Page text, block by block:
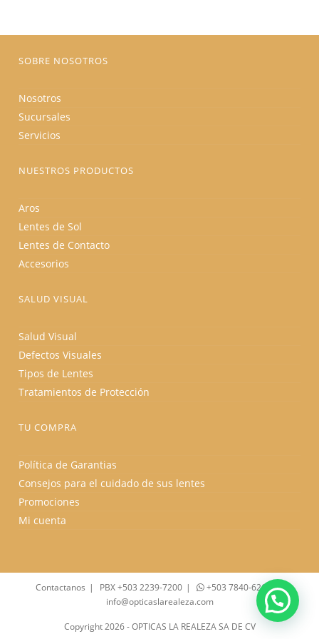
SOBRE NOSOTROS
Nosotros
Sucursales
Servicios
NUESTROS PRODUCTOS
Aros
Lentes de Sol
Lentes de Contacto
Accesorios
SALUD VISUAL
Salud Visual
Defectos Visuales
Tipos de Lentes
Tratamientos de Protección
TU COMPRA
Política de Garantias
Consejos para el cuidado de sus lentes
Promociones
Mi cuenta
Contactanos PBX +503 2239-7200
+503 7840-6262
info@opticaslarealeza.com
Copyright 2026 - OPTICAS LA REALEZA SA DE CV